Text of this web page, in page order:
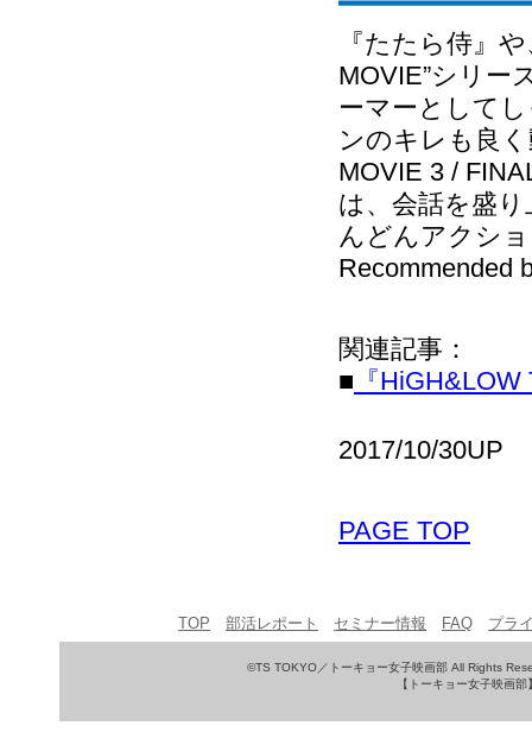
『たたら侍』
MOVIE”シリー
ーマーとして
ンのキレも良
MOVIE 3 /
は、会話を盛
んどんアクシ
Recommended
関連記事：
■ 『
2017/10/30UP
PAGE TOP
TOP 部活レポート セミナー情報 FAQ プラ
©TS TOKYO／トーキョー女子映画部 All Rights
【トーキョー女子映画